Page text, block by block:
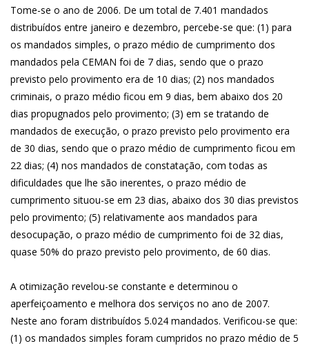
Tome-se o ano de 2006. De um total de 7.401 mandados
distribuídos entre janeiro e dezembro, percebe-se que: (1) para
os mandados simples, o prazo médio de cumprimento dos
mandados pela CEMAN foi de 7 dias, sendo que o prazo
previsto pelo provimento era de 10 dias; (2) nos mandados
criminais, o prazo médio ficou em 9 dias, bem abaixo dos 20
dias propugnados pelo provimento; (3) em se tratando de
mandados de execução, o prazo previsto pelo provimento era
de 30 dias, sendo que o prazo médio de cumprimento ficou em
22 dias; (4) nos mandados de constatação, com todas as
dificuldades que lhe são inerentes, o prazo médio de
cumprimento situou-se em 23 dias, abaixo dos 30 dias previstos
pelo provimento; (5) relativamente aos mandados para
desocupação, o prazo médio de cumprimento foi de 32 dias,
quase 50% do prazo previsto pelo provimento, de 60 dias.
A otimização revelou-se constante e determinou o
aperfeiçoamento e melhora dos serviços no ano de 2007.
Neste ano foram distribuídos 5.024 mandados. Verificou-se que:
(1) os mandados simples foram cumpridos no prazo médio de 5